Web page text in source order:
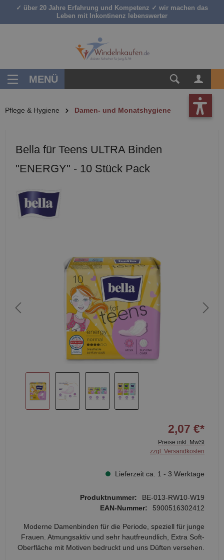
springen
✓ über 20 Jahre Erfahrung und Kompetenz ✓ wir machen das
Leben mit Inkontinenz lebenswerter
MENÜ
Pflege & Hygiene Damen- und Monatshygiene
Bella für Teens ULTRA Binden
"ENERGY" - 10 Stück Pack
2,07 €*
Preise inkl. MwSt
zzgl. Versandkosten
Lieferzeit ca. 1 - 3 Werktage
Produktnummer:
BE-013-RW10-W19
EAN-Nummer:
5900516302412
Moderne Damenbinden für die Periode, speziell für junge
Frauen. Atmungsaktiv und sehr hautfreundlich, Extra Soft-
Oberfläche mit Motiven bedruckt und uns Düften versehen.